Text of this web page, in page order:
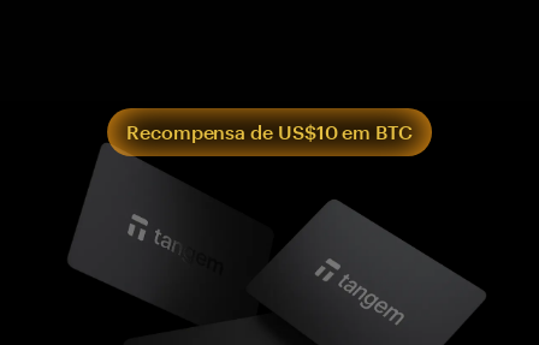
Recompensa de US$10 em BTC